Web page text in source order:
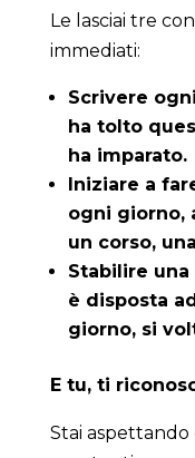
Le lasciai tre
immediati:
Scrivere
ha tolto
ha imparato.
Iniziare a
ogni giorno,
un corso,
Stabilire
è disposta
giorno, si
E tu, ti
Stai